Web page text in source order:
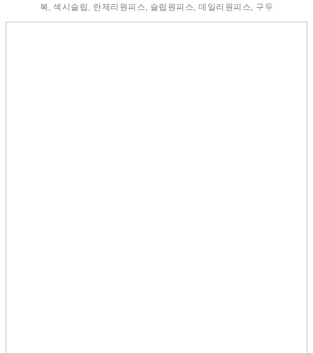
복, 섹시슬립, 란제리원피스, 슬립원피스, 데일리원피스, 구두